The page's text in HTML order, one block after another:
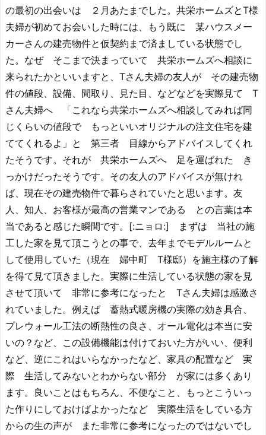
の最初の出会いは ２月あたまでした。共栄ホームズとT様
夫婦が初めてお会いした時には、もう既に 某ハウスメー
カーさんの建売物件と仮契約まで済ましている状態でし
た。なぜ そこまで決まっていて 共栄ホームズへ相談に
来られたかといいますと、Tさん夫婦の友人が その建売物
件の値段、設備、間取り、見た目、などなどを実際見て T
さん夫婦へ 「これなら共栄ホームズへ相談してみれば同
じくらいの値段で もっといいオリジナルの注文住宅を建
ててくれるよ」と 第三者 目線からアドバイスしてくれ
たそうです。それが 共栄ホームズへ 足を運ばれた き
っかけだったそうです。その友人のアドバイスが無けれ
ば、現在その建売物件で暮らされていたと思います。友
人、知人、お客様が最高の営業マンである との言葉は本
当であると感じた瞬間です。[:ニョロ:] まずは 当社の施
工した家を見て頂こうとの事で、去年までモデルルームと
して使用していた（現在 婦中町 T様邸）を施主様の了解
を得て見て頂きました。実際に生活している状態の家を見
させて頂いて 非常に参考になったと Tさん夫婦は感激さ
れていました。例えば 蓄熱式暖房機の実際の効き具合、
プレウォール工法の断熱性の良さ、オール電化は本当に安
いの？など、この設備機能は付けておいた方がいい、便利
など、逆にこれはいらなかったなど、家具の配置など 実
際 生活してみないとわからない部分 が家には多くあり
ます。良いことはもちろん、不便なこと、もっとこういっ
た作りにしておけばよかったなど 実際生活をしている方
からの生の声が また非常に参考になったのではないでし